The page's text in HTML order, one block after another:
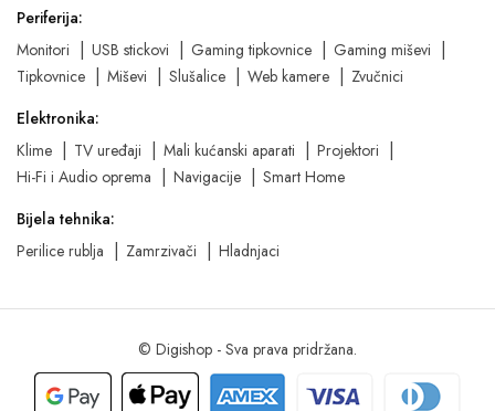
Periferija:
Monitori
USB stickovi Gaming tipkovnice
Gaming miševi
Tipkovnice
Miševi Slušalice Web kamere
Zvučnici
Elektronika:
Klime
TV uređaji Mali kućanski aparati
Projektori
Hi-Fi i Audio oprema
Navigacije
Smart Home
Bijela tehnika:
Perilice rublja
Zamrzivači Hladnjaci
© Digishop - Sva prava pridržana.